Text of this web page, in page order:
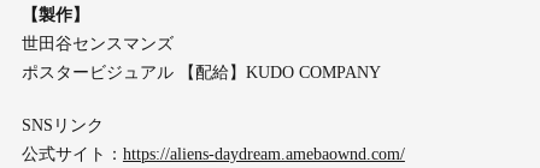
【製作】
世田谷センスマンズ
ポスタービジュアル 【配給】KUDO COMPANY
SNSリンク
公式サイト： https://aliens-daydream.amebaownd.com/